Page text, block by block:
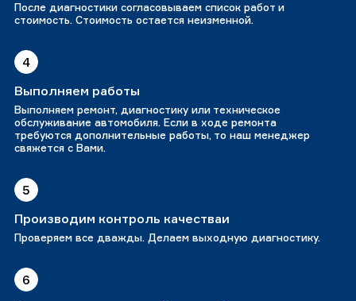
После диагностики согласовываем список работ и
стоимость. Стоимость остается неизменной.
4
Выполняем работы
Выполняем ремонт, диагностику или техническое
обслуживание автомобиля. Если в ходе ремонта
требуются дополнительные работы, то наш менеджер
свяжется с Вами.
5
Производим контроль качестваи
Проверяем все дважды. Делаем выходную диагностику.
6